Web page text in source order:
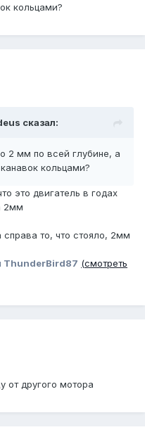
кольцами?
сказал:
2 мм по всей глубине, а
кольцами?
это двигатель в годах
2мм
то, что стояло, 2мм
ThunderBird87 (смотреть
от другого мотора